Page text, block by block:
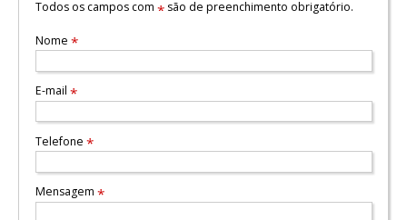
Todos os campos com *são de preenchimento obrigatório.
Nome *
E-mail *
Telefone *
Mensagem *